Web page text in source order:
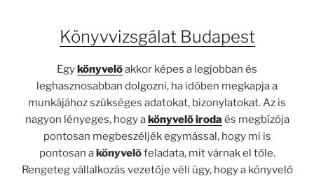
Könyvvizsgálat Budapest
Egy könyvelőakkor képes a legjobban és
leghasznosabban dolgozni, ha időben megkapja a
munkájához szükséges adatokat, bizonylatokat. Az is
nagyon lényeges, hogy a könyvelő iroda és megbízója
pontosan megbeszéljék egymással, hogy mi is
pontosan a könyvelőfeladata, mit várnak el tőle.
Rengeteg vállalkozás vezetője véli úgy, hogy a könyvelő